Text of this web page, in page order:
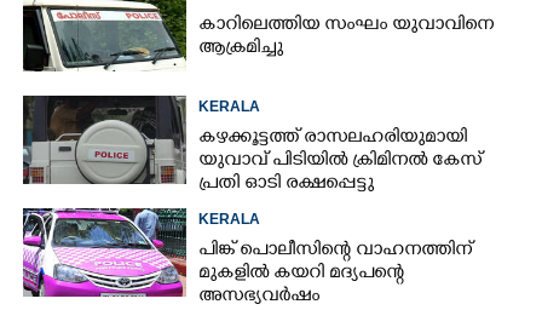
കാറിലെത്തിയ സംഘം യുവാവിനെ
ആക്രമിച്ചു
KERALA
കഴക്കൂട്ടത്ത് രാസലഹരിയുമായി
യുവാവ് പിടിയിൽ ക്രിമിനൽ കേസ്
പ്രതി ഓടി രക്ഷപ്പെട്ടു
KERALA
പിങ്ക് പൊലീസിന്റെ വാഹനത്തിന്
മുകളിൽ കയറി മദ്യപന്റെ
അസഭ്യവ‌ർഷം